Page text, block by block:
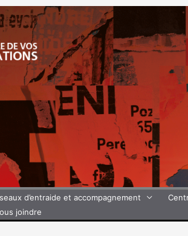
d’entraide et accompagnement
joindre